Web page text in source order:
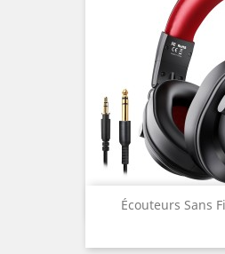
Écouteurs Sans
Aperçu